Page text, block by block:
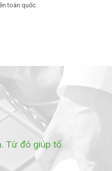
toàn quốc.
Từ đó giúp tổ